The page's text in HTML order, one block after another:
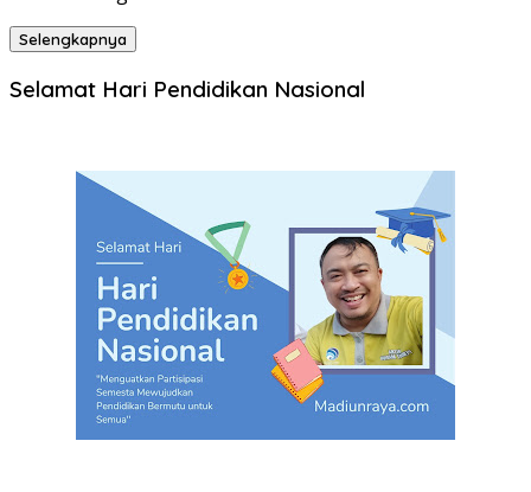
Selengkapnya
Selamat Hari Pendidikan Nasional